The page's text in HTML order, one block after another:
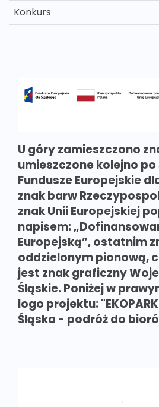
Konkurs
U góry zamieszczono
umieszczone kolejno
Fundusze Europejskie
znak barw
znak Unii Europejskiej
napisem:
Europejską”, ostatnim
oddzielonym pionową,
jest znak graficzny
Śląskie. Poniżej w
logo projektu:
Śląska - podróż do